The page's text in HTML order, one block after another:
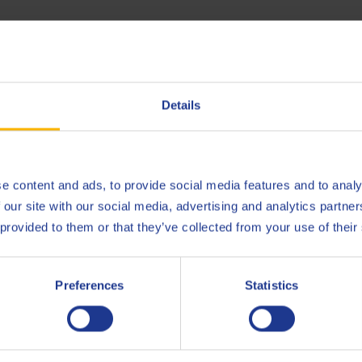
Details
content and ads, to provide social media features and to
site with our social media, advertising and analytics
to them or that they’ve collected from your use of
Preferences Statistics
V 75W-80, cradle-to-gate (installation ultramoderne de
positif et l'empreinte de ce produit, veuillez contacter Q8Oils.
DAF
(300.000 km) Iveco 18-